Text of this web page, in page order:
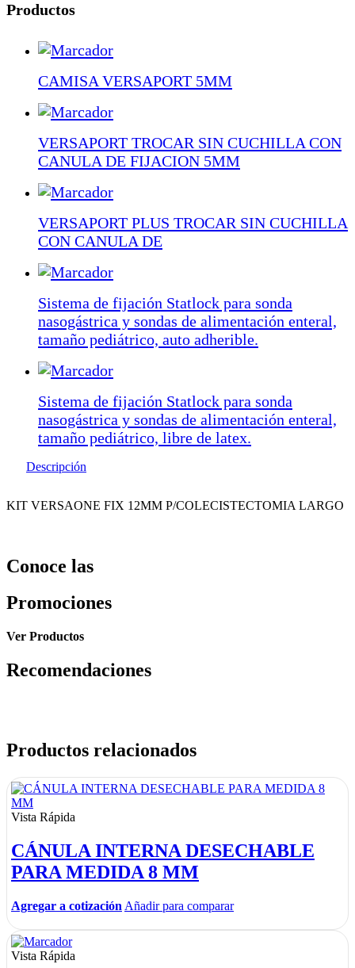
Productos
CAMISA VERSAPORT 5MM
VERSAPORT TROCAR SIN CUCHILLA CON
CANULA DE FIJACION 5MM
VERSAPORT PLUS TROCAR SIN CUCHILLA
CON CANULA DE
Sistema de fijación Statlock para sonda
nasogástrica y sondas de alimentación enteral,
tamaño pediátrico, auto adherible.
Sistema de fijación Statlock para sonda
nasogástrica y sondas de alimentación enteral,
tamaño pediátrico, libre de latex.
Descripción
KIT VERSAONE FIX 12MM P/COLECISTECTOMIA LARGO
Conoce las
Promociones
Ver Productos
Recomendaciones
Productos relacionados
Vista Rápida
CÁNULA INTERNA DESECHABLE
PARA MEDIDA 8 MM
Agregar a cotización Añadir para comparar
Vista Rápida